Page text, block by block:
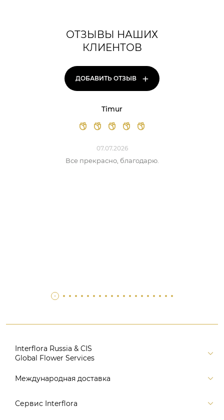
ОТЗЫВЫ НАШИХ
КЛИЕНТОВ
ДОБАВИТЬ ОТЗЫВ +
Timur
07.07.2026
Все прекрасно, благодарю.
Interflora Russia & CIS
Global Flower Services
Версия для печати
Поиск
Международная доставка
Россия
Сервис Interflora